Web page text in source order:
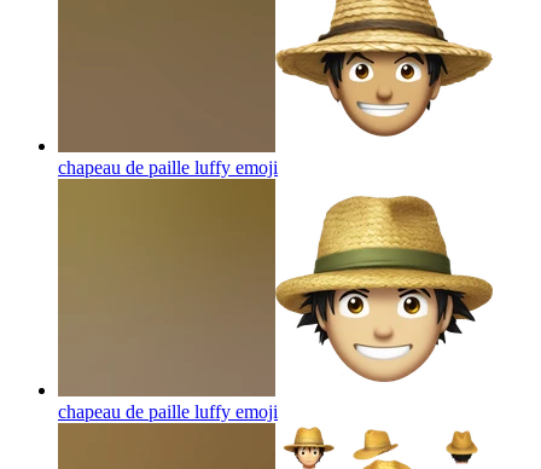
chapeau de paille luffy emoji
chapeau de paille luffy emoji